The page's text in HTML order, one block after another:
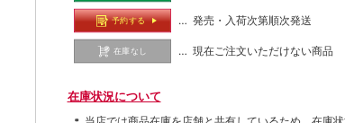
予約する … 発売・入荷次第順次発送
在庫なし … 現在ご注文いただけない商品
在庫状況について